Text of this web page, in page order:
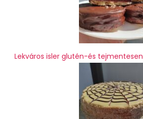
Lekváros isler glutén-és tejmentesen